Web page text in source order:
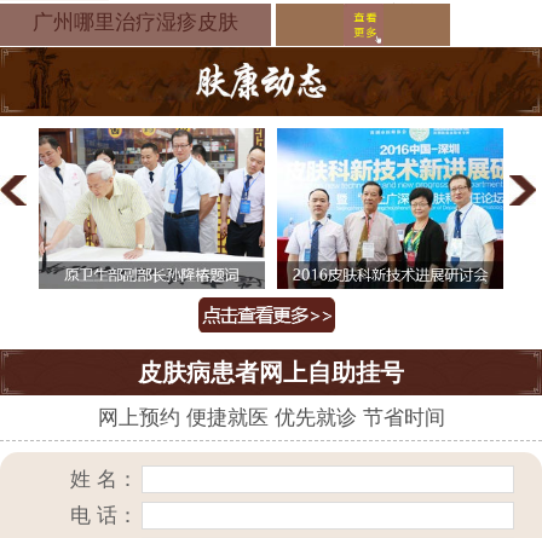
饮食注意事
广州哪里治疗湿疹皮肤
皮肤病患者网上自助挂号
网上预约 便捷就医 优先就诊 节省时间
姓 名：
电 话：